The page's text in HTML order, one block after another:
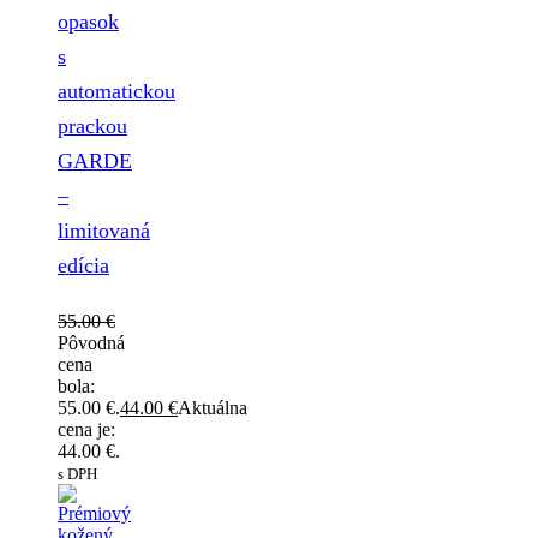
opasok
s
automatickou
prackou
GARDE
–
limitovaná
edícia
55.00€
Pôvodná
cena
bola:
55.00 €.44.00 €Aktuálna
cena je:
44.00 €.
s DPH